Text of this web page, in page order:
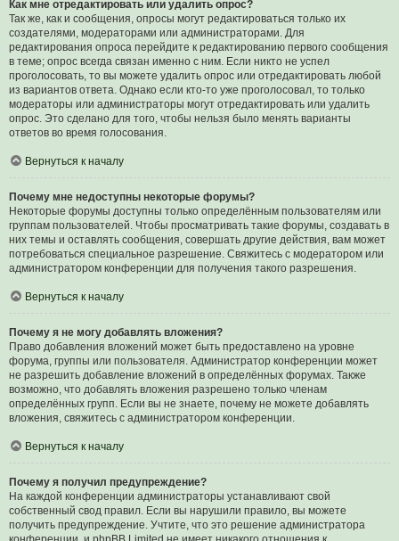
Как мне отредактировать или удалить опрос?
Так же, как и сообщения, опросы могут редактироваться только их
создателями, модераторами или администраторами. Для
редактирования опроса перейдите к редактированию первого сообщения
в теме; опрос всегда связан именно с ним. Если никто не успел
проголосовать, то вы можете удалить опрос или отредактировать любой
из вариантов ответа. Однако если кто-то уже проголосовал, то только
модераторы или администраторы могут отредактировать или удалить
опрос. Это сделано для того, чтобы нельзя было менять варианты
ответов во время голосования.
Вернуться к началу
Почему мне недоступны некоторые форумы?
Некоторые форумы доступны только определённым пользователям или
группам пользователей. Чтобы просматривать такие форумы, создавать в
них темы и оставлять сообщения, совершать другие действия, вам может
потребоваться специальное разрешение. Свяжитесь с модератором или
администратором конференции для получения такого разрешения.
Вернуться к началу
Почему я не могу добавлять вложения?
Право добавления вложений может быть предоставлено на уровне
форума, группы или пользователя. Администратор конференции может
не разрешить добавление вложений в определённых форумах. Также
возможно, что добавлять вложения разрешено только членам
определённых групп. Если вы не знаете, почему не можете добавлять
вложения, свяжитесь с администратором конференции.
Вернуться к началу
Почему я получил предупреждение?
На каждой конференции администраторы устанавливают свой
собственный свод правил. Если вы нарушили правило, вы можете
получить предупреждение. Учтите, что это решение администратора